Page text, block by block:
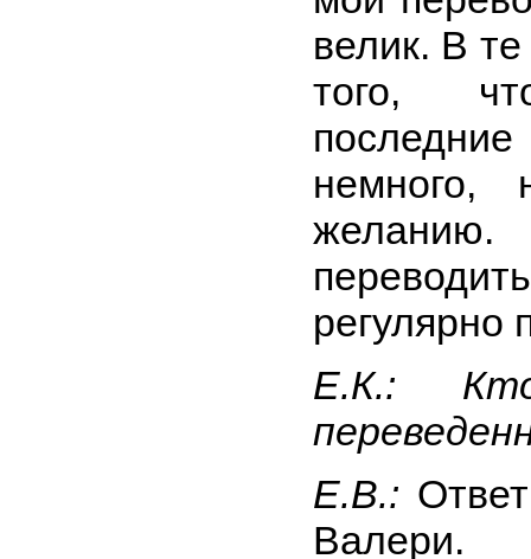
велик. В
того,
немного,
регулярно
Е.К.:
Е.В.:
Валери.